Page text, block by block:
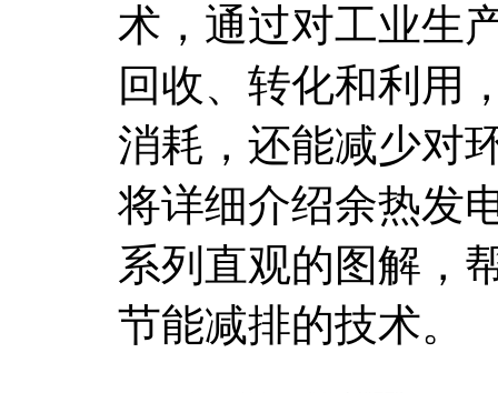
术，通过对工业生
回收、转化和利用
消耗，还能减少对
将详细介绍余热发
系列直观的图解，
节能减排的技术。